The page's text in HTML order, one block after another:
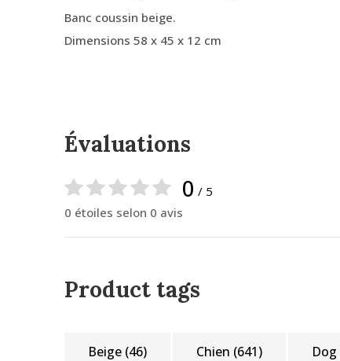
Banc coussin beige.
Dimensions 58 x 45 x 12 cm
Évaluations
0 / 5
0 étoiles selon 0 avis
Product tags
Beige (46) Chien (641) Dog